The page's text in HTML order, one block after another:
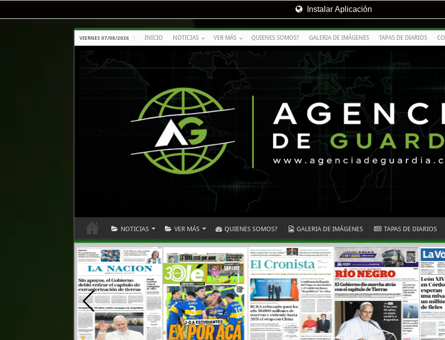
Instalar Aplicación
VIERNES 07/08/2026 INICIO NOTICIAS VER MÁS QUIENES SOMOS? GALERIA DE IMÁGENES TAPAS DE DIARIOS
NOTICIAS VER MÁS QUIENES SOMOS? GALERIA DE IMÁGENES TAPAS DE DIARIOS